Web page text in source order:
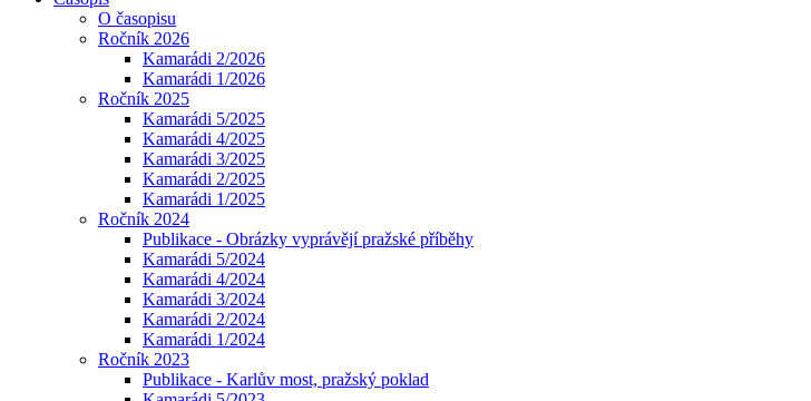
O časopisu
Ročník 2026
Kamarádi 2/2026
Kamarádi 1/2026
Ročník 2025
Kamarádi 5/2025
Kamarádi 4/2025
Kamarádi 3/2025
Kamarádi 2/2025
Kamarádi 1/2025
Ročník 2024
Publikace - Obrázky vyprávějí pražské příběhy
Kamarádi 5/2024
Kamarádi 4/2024
Kamarádi 3/2024
Kamarádi 2/2024
Kamarádi 1/2024
Ročník 2023
Publikace - Karlův most, pražský poklad